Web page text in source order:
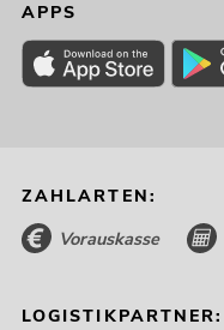
APPS
ZAHLARTEN:
Vorauskasse
LOGISTIKPARTNER: